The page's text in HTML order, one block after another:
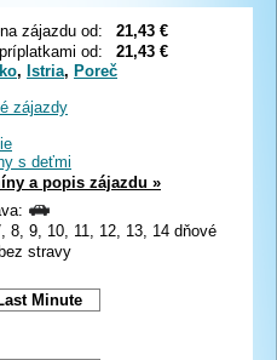
zájazdu od:
21,43 €
od:
21,43 €
, Istria, Poreč
zájazdy
s deťmi
a popis zájazdu »
8, 9, 10, 11, 12, 13, 14 dňové
stravy
Minute